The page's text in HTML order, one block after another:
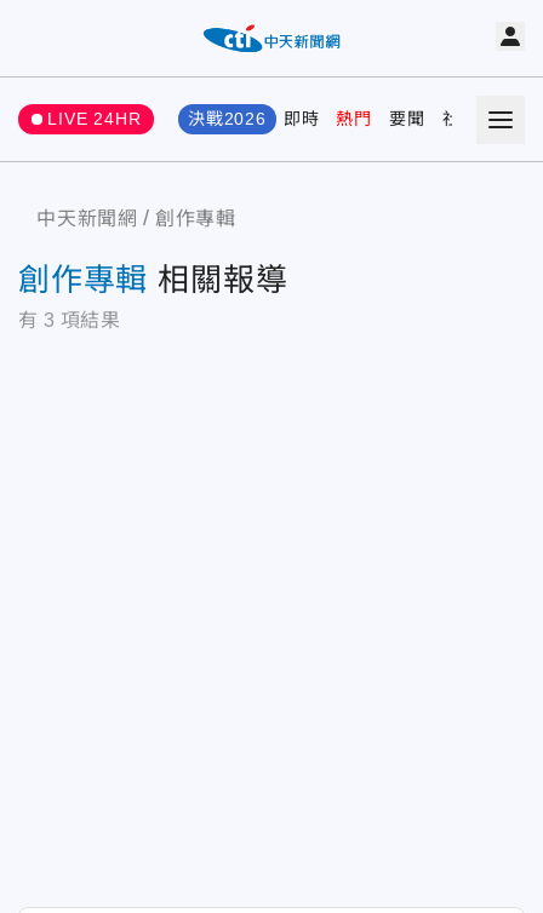
LIVE 24HR 決戰2026 即時 熱門 要聞 社會 娛樂
中天新聞網 創作專輯
創作專輯 相關報導
有 3 項結果